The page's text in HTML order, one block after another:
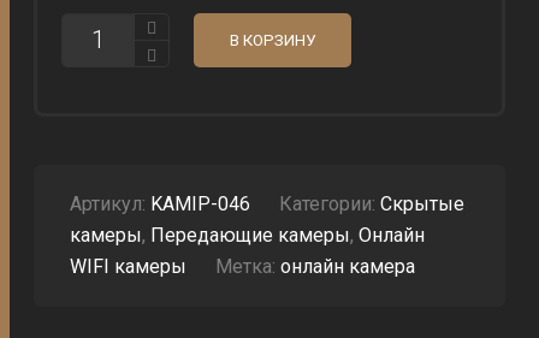
КОЛИЧЕСТВО
ШПИОНСКАЯ
МАСКИРОВКИ
В КОРЗИНУ
Артикул: KAMIP-046 Категории:Скрытые
камеры, Передающие камеры,Онлайн
WIFI камеры
Метка:онлайн камера